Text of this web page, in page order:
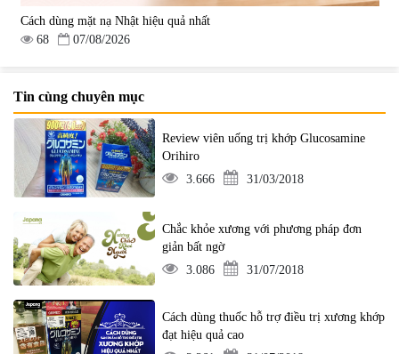
Cách dùng mặt nạ Nhật hiệu quả nhất
68
07/08/2026
Tin cùng chuyên mục
Review viên uống trị khớp Glucosamine
Orihiro
3.666
31/03/2018
Chắc khỏe xương với phương pháp đơn
giản bất ngờ
3.086
31/07/2018
Cách dùng thuốc hỗ trợ điều trị xương khớp
đạt hiệu quả cao